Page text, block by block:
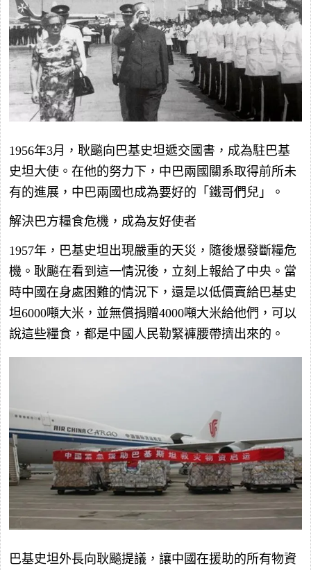
1956年3月，耿飈向巴基史坦遞交國書，成為駐巴基
史坦大使。在他的努力下，中巴兩國關系取得前所未
有的進展，中巴兩國也成為要好的「鐵哥們兒」。
解決巴方糧食危機，成為友好使者
1957年，巴基史坦出現嚴重的天災，隨後爆發斷糧危
機。耿飈在看到這一情況後，立刻上報給了中央。當
時中國在身處困難的情況下，還是以低價賣給巴基史
坦6000噸大米，並無償捐贈4000噸大米給他們，可以
說這些糧食，都是中國人民勒緊褲腰帶擠出來的。
巴基史坦外長向耿飈提議，讓中國在援助的所有物資